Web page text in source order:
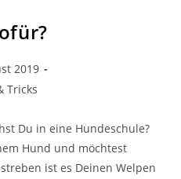
2019
Tricks
Du in eine Hundeschule?
Hund und möchtest
ist es Deinen Welpen